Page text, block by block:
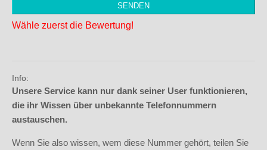
Wähle zuerst die Bewertung!
Info:
Unsere Service kann nur dank seiner User funktionieren,
die ihr Wissen über unbekannte Telefonnummern
austauschen.
Wenn Sie also wissen, wem diese Nummer gehört, teilen Sie